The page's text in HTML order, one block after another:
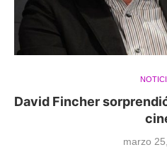
David Fincher
marzo